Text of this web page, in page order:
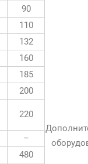
90
110
132
160
185
200
220
–
480